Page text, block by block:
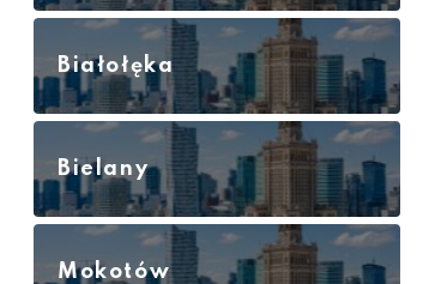
Białołęka
Bielany
Mokotów